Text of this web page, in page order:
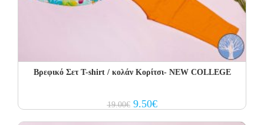
Βρεφικό Σετ T-shirt / κολάν Κορίτσι- NEW COLLEGE
19.00€ Original
price
9.50€Current
price